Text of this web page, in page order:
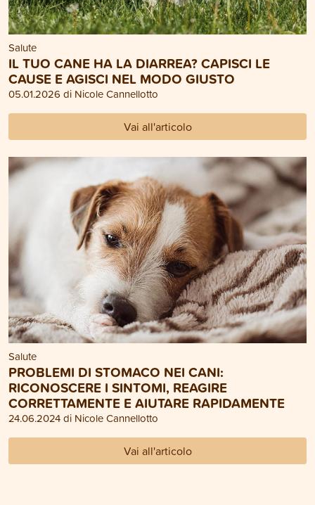
Salute
IL TUO CANE HA LA DIARREA? CAPISCI LE
CAUSE E AGISCI NEL MODO GIUSTO
05.01.2026 di Nicole Cannellotto
Vai all'articolo
Salute
PROBLEMI DI STOMACO NEI CANI:
RICONOSCERE I SINTOMI, REAGIRE
CORRETTAMENTE E AIUTARE RAPIDAMENTE
24.06.2024 di Nicole Cannellotto
Vai all'articolo